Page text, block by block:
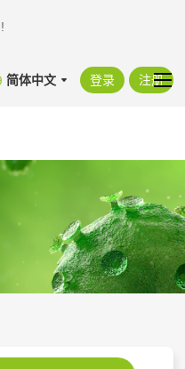
!
简体中文 登录 注册